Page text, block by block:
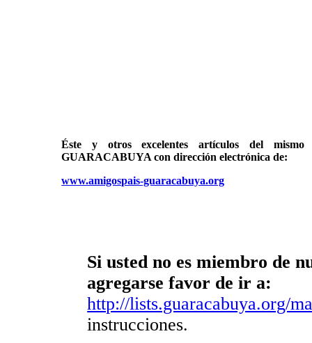
Éste y otros excelentes artículos del
GUARACABUYA con dirección electrónica de:
www.amigospais-guaracabuya.org
Si usted no es miembro de
agregarse favor de ir a:
http://lists.guaracabuya.org/
instrucciones.